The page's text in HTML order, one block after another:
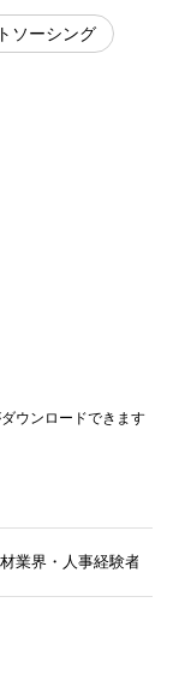
ソーシング
ウンロードできます
業界・人事経験者の